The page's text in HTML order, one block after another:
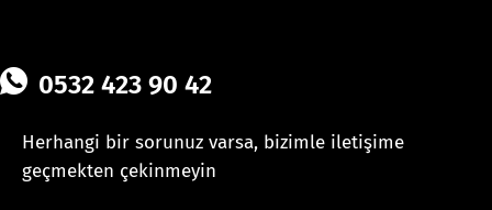
0532 423 90 42
Herhangi bir sorunuz varsa, bizimle iletişime
geçmekten çekinmeyin